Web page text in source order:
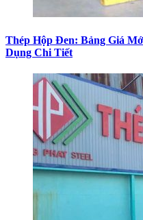
Thép Hộp Đen: Bảng Giá
Dụng Chi Tiết